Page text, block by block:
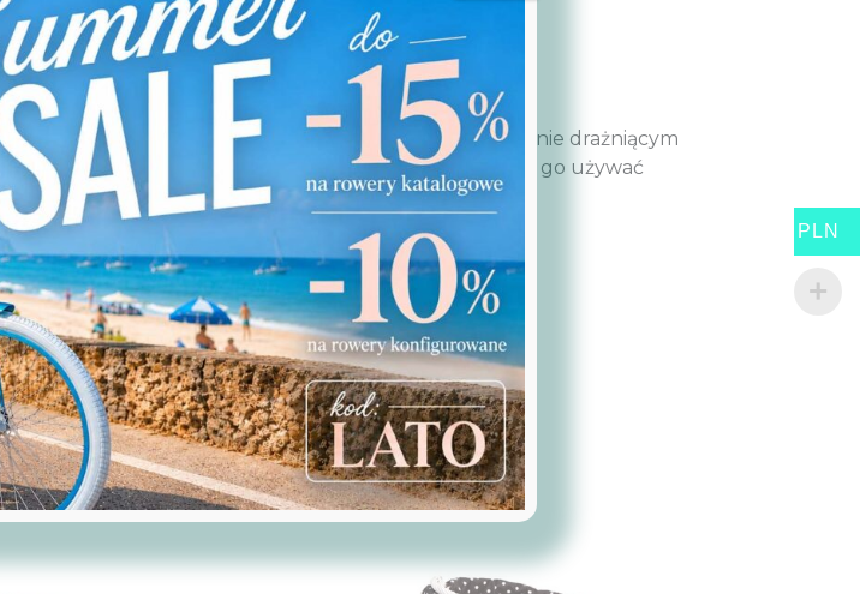
Dlatego Mini Hornit Nano świeci bezpiecznym, nie drażniącym
Hornit Nano ma certyfikat IP33. Co to oznacza? Można go używać
produkty
PLN